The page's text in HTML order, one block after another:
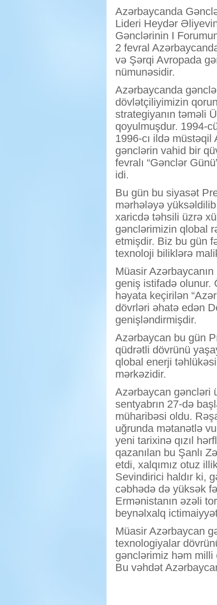
Azərbaycanda
Lideri Heydər
Gənclərinin I
2 fevral
və Şərqi Avropada
nümunəsidir.
Azərbaycanda
dövlətçiliyimizin
strategiyanın təməli
qoyulmuşdur. 1994-
1996-cı ildə
gənclərin vahid bir
fevralı “Gənclər
idi.
Bu gün bu siyasət
mərhələyə
xaricdə təhsili üzrə
gənclərimizin qlobal
etmişdir. Biz bu gün
texnoloji biliklərə
Müasir
geniş istifadə
həyata keçirilən
dövrləri əhatə edən
genişləndirmişdir.
Azərbaycan bu gün
qüdrətli dövrünü
qlobal enerji
mərkəzidir.
Azərbaycan gəncləri
sentyabrın 27-də
müharibəsi oldu.
uğrunda mətanətlə
yeni tarixinə qızıl
qazanılan bu Şanlı
etdi, xalqımız otuz
Sevindirici haldır ki,
cəbhədə də yüksək
Ermənistanın əzəli
beynəlxalq
Müasir Azərbaycan
texnologiyalar
gənclərimiz həm milli
Bu vəhdət